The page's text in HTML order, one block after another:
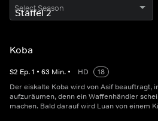
Select Season
Koba
S2 Ep.1 • 63 Min. • HD
18
Der eiskalte Koba wird von Asif beauftragt,
aufzuräumen, denn ein Waffenhändler
machen. Bald darauf wird Luan von einem